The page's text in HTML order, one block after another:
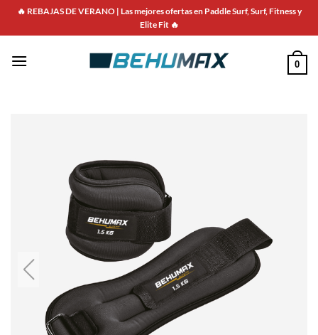
🔥 REBAJAS DE VERANO | Las mejores ofertas en Paddle Surf, Surf, Fitness y
Elite Fit 🔥
0